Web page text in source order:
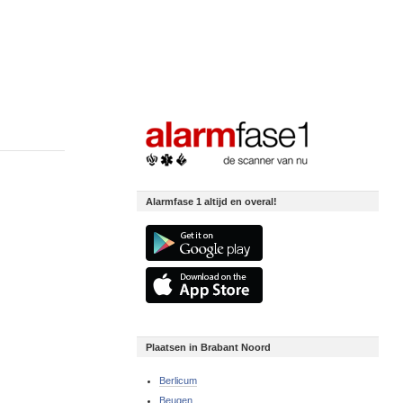
Alarmfase 1 altijd en overal!
Plaatsen in Brabant Noord
Berlicum
Beugen